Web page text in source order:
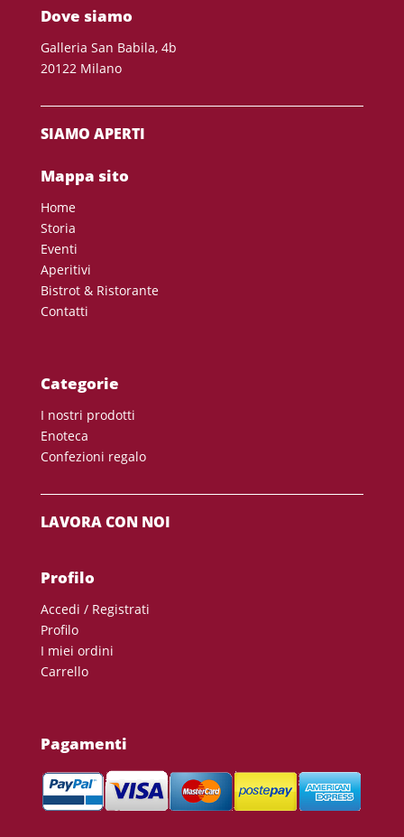
Dove siamo
Galleria San Babila, 4b
20122 Milano
SIAMO APERTI
Mappa sito
Home
Storia
Eventi
Aperitivi
Bistrot & Ristorante
Contatti
Categorie
I nostri prodotti
Enoteca
Confezioni regalo
LAVORA CON NOI
Profilo
Accedi / Registrati
Profilo
I miei ordini
Carrello
Pagamenti